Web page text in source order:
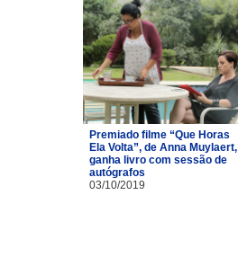
Premiado filme “Que Horas
Ela Volta”, de Anna Muylaert,
ganha livro com sessão de
autógrafos
03/10/2019